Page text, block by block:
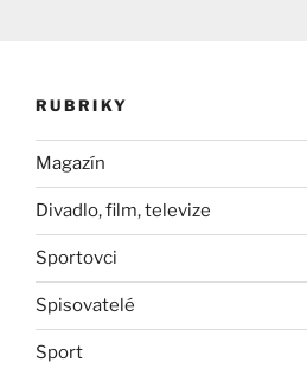
RUBRIKY
Magazín
Divadlo, film, televize
Sportovci
Spisovatelé
Sport